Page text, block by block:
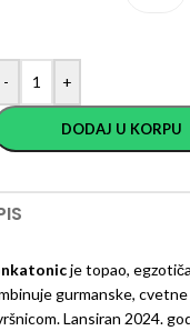
- +
DODAJ U KORPU
je topao,
gurmanske,
Lansiran 2024.